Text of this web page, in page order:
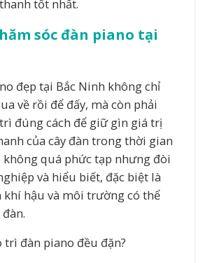
tốt nhất.
sóc đàn piano tại
đẹp tại Bắc Ninh không chỉ
về rồi để đấy, mà còn phải
đúng cách để giữ gìn giá trị
của cây đàn trong thời gian
không quá phức tạp nhưng đòi
và hiểu biết, đặc biệt là
hậu và môi trường có thể
trì đàn piano đều đặn?